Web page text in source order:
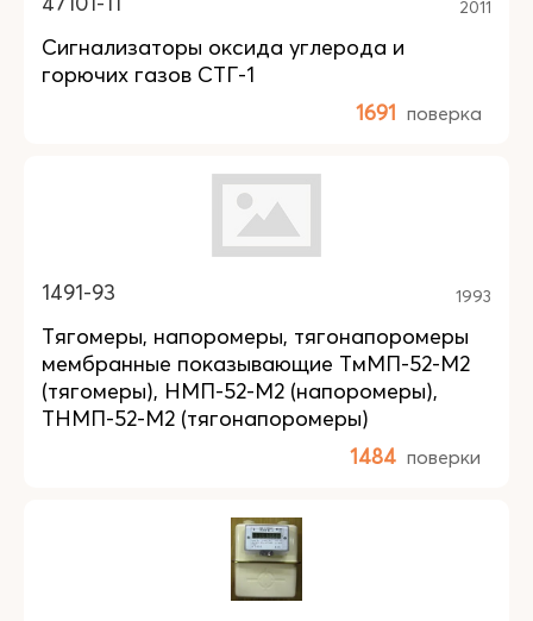
2011
Сигнализаторы оксида углерода и
горючих газов СТГ-1
1691 поверка
1491-93 1993
Тягомеры, напоромеры, тягонапоромеры
мембранные показывающие ТмМП-52-М2
(тягомеры), НМП-52-М2 (напоромеры),
ТНМП-52-М2 (тягонапоромеры)
1484 поверки